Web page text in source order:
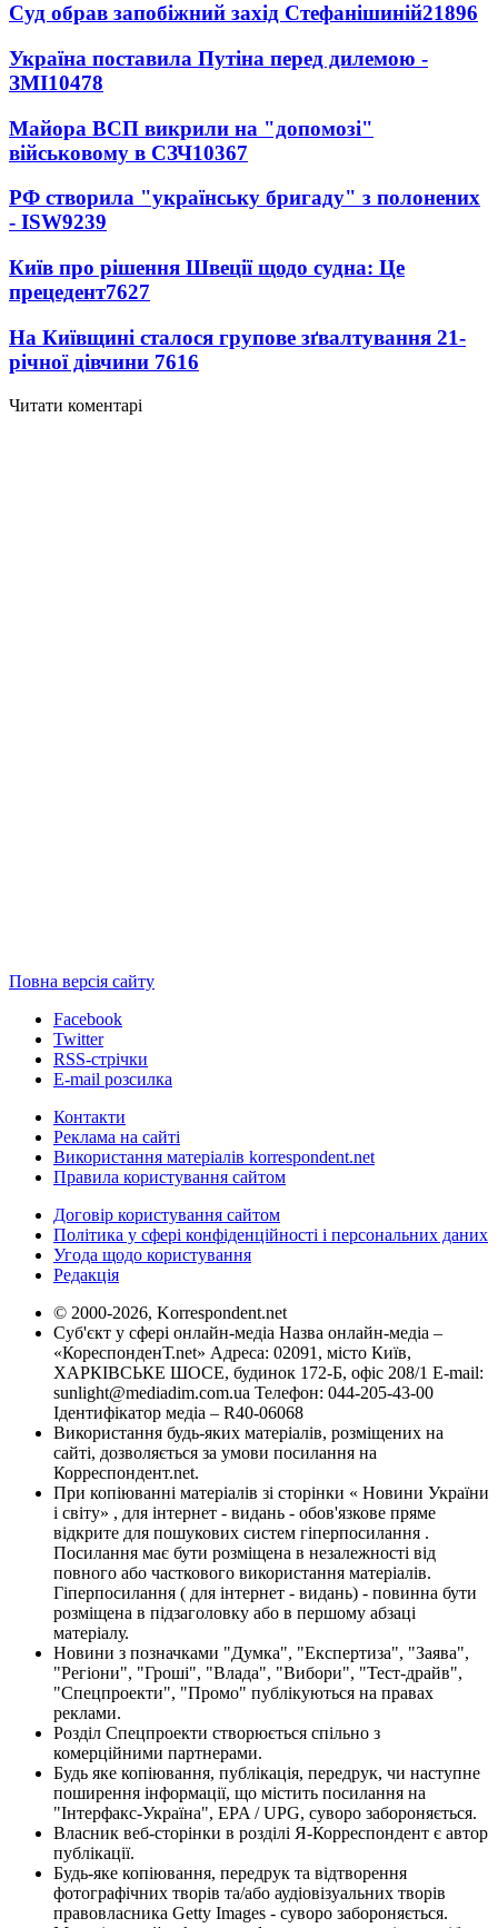
Суд обрав запобіжний захід Стефанішиній21896
Україна поставила Путіна перед дилемою -
ЗМІ10478
Майора ВСП викрили на "допомозі"
військовому в СЗЧ10367
РФ створила "українську бригаду" з полонених
- ISW9239
Київ про рішення Швеції щодо судна: Це
прецедент7627
На Київщині сталося групове зґвалтування 21-
річної дівчини 7616
Читати коментарі
Повна версія сайту
Facebook
Twitter
RSS-стрічки
E-mail розсилка
Контакти
Реклама на сайті
Використання матеріалів korrespondent.net
Правила користування сайтом
Договір користування сайтом
Політика у сфері конфіденційності і персональних даних
Угода щодо користування
Редакція
© 2000-2026, Korrespondent.net
Суб'єкт у сфері онлайн-медіа Назва онлайн-медіа –
«КореспонденТ.net» Адреса: 02091, місто Київ,
ХАРКІВСЬКЕ ШОСЕ, будинок 172-Б, офіс 208/1 E-mail:
sunlight@mediadim.com.ua Телефон: 044-205-43-00
Ідентифікатор медіа – R40-06068
Використання будь-яких матеріалів, розміщених на
сайті, дозволяється за умови посилання на
Корреспондент.net.
При копіюванні матеріалів зі сторінки « Новини України
і світу» , для інтернет - видань - обов'язкове пряме
відкрите для пошукових систем гіперпосилання .
Посилання має бути розміщена в незалежності від
повного або часткового використання матеріалів.
Гіперпосилання ( для інтернет - видань) - повинна бути
розміщена в підзаголовку або в першому абзаці
матеріалу.
Новини з позначками "Думка", "Експертиза", "Заява",
"Регіони", "Гроші", "Влада", "Вибори", "Тест-драйв",
"Спецпроекти", "Промо" публікуються на правах
реклами.
Розділ Спецпроекти створюється спільно з
комерційними партнерами.
Будь яке копіювання, публікація, передрук, чи наступне
поширення інформації, що містить посилання на
"Інтерфакс-Україна", EPA / UPG, суворо забороняється.
Власник веб-сторінки в розділі Я-Корреспондент є автор
публікації.
Будь-яке копіювання, передрук та відтворення
фотографічних творів та/або аудіовізуальних творів
правовласника Getty Images - суворо забороняється.